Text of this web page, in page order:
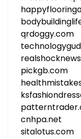
qrdoggy.com
pickgb.com
cnhpa.net
sitalotus.com